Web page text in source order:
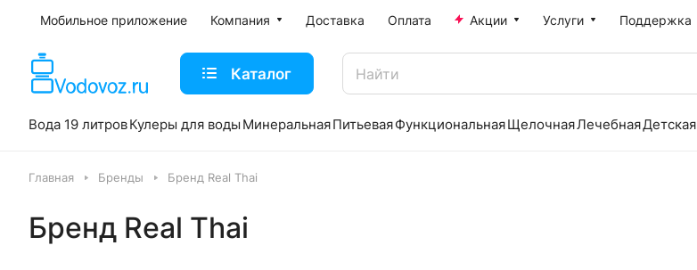
Мобильное приложение Компания Доставка Оплата Акции Услуги Поддержка
Каталог
Вода 19 литровКулеры для воды МинеральнаяПитьеваяФункциональнаяЩелочнаяЛечебнаяДетская
Главная Бренды Бренд Real Thai
Бренд Real Thai